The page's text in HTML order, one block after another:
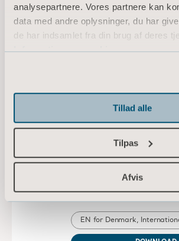
analysepartnere. Vores partnere kan
data med andre oplysninger, du har
de har indsamlet fra din brug af deres
Tillad alle
Tilpas
Afvis
DOWNLOAD
DOWNLOAD
* Kontakt din lokale forhandler for at finde ud
tilgængeligt i dit land.